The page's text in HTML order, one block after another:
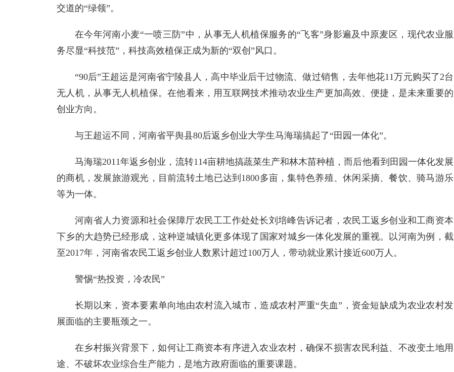
交道的“绿领”。
在今年河南小麦“一喷三防”中，从事无人机植保服务的“飞客”身影遍及中原麦区，现代农业服
务尽显“科技范”，科技高效植保正成为新的“双创”风口。
“90后”王超运是河南省宁陵县人，高中毕业后干过物流、做过销售，去年他花11万元购买了2台
无人机，从事无人机植保。在他看来，用互联网技术推动农业生产更加高效、便捷，是未来重要的
创业方向。
与王超运不同，河南省平舆县80后返乡创业大学生马海瑞搞起了“田园一体化”。
马海瑞2011年返乡创业，流转114亩耕地搞蔬菜生产和林木苗种植，而后他看到田园一体化发展
的商机，发展旅游观光，目前流转土地已达到1800多亩，集特色养殖、休闲采摘、餐饮、骑马游乐
等为一体。
河南省人力资源和社会保障厅农民工工作处处长刘培峰告诉记者，农民工返乡创业和工商资本
下乡的大趋势已经形成，这种逆城镇化更多体现了国家对城乡一体化发展的重视。以河南为例，截
至2017年，河南省农民工返乡创业人数累计超过100万人，带动就业累计接近600万人。
警惕“热投资，冷农民”
长期以来，资本要素单向地由农村流入城市，造成农村严重“失血”，资金短缺成为农业农村发
展面临的主要瓶颈之一。
在乡村振兴背景下，如何让工商资本有序进入农业农村，确保不损害农民利益、不改变土地用
途、不破坏农业综合生产能力，是地方政府面临的重要课题。